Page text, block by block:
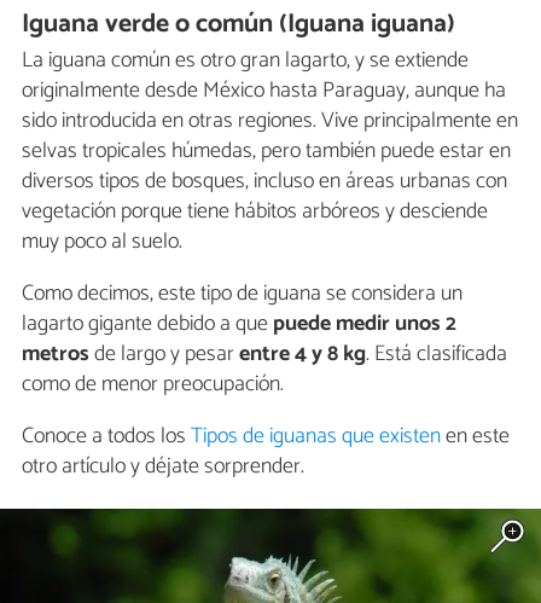
Iguana verde o común (Iguana iguana)
La iguana común es otro gran lagarto, y se extiende
originalmente desde México hasta Paraguay, aunque ha
sido introducida en otras regiones. Vive principalmente en
selvas tropicales húmedas, pero también puede estar en
diversos tipos de bosques, incluso en áreas urbanas con
vegetación porque tiene hábitos arbóreos y desciende
muy poco al suelo.
Como decimos, este tipo de iguana se considera un
lagarto gigante debido a quepuede medir unos 2
metrosde largo y pesarentre 4 y 8 kg. Está clasificada
como de menor preocupación.
Conoce a todos losTipos de iguanas que existenen este
otro artículo y déjate sorprender.